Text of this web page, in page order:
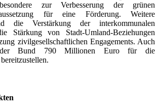
zur Verbesserung der grünen
für eine Förderung. Weitere
die Verstärkung der interkommunalen
Stärkung von Stadt-Umland-Beziehungen
zivilgesellschaftlichen Engagements. Auch
Bund 790 Millionen Euro für die